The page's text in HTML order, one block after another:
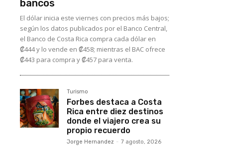
bancos
El dólar inicia este viernes con precios más bajos;
según los datos publicados por el Banco Central,
el Banco de Costa Rica compra cada dólar en
₡444 y lo vende en ₡458; mientras el BAC ofrece
₡443 para compra y ₡457 para venta.
Turismo
Forbes destaca a Costa
Rica entre diez destinos
donde el viajero crea su
propio recuerdo
Jorge Hernandez - 7 agosto, 2026